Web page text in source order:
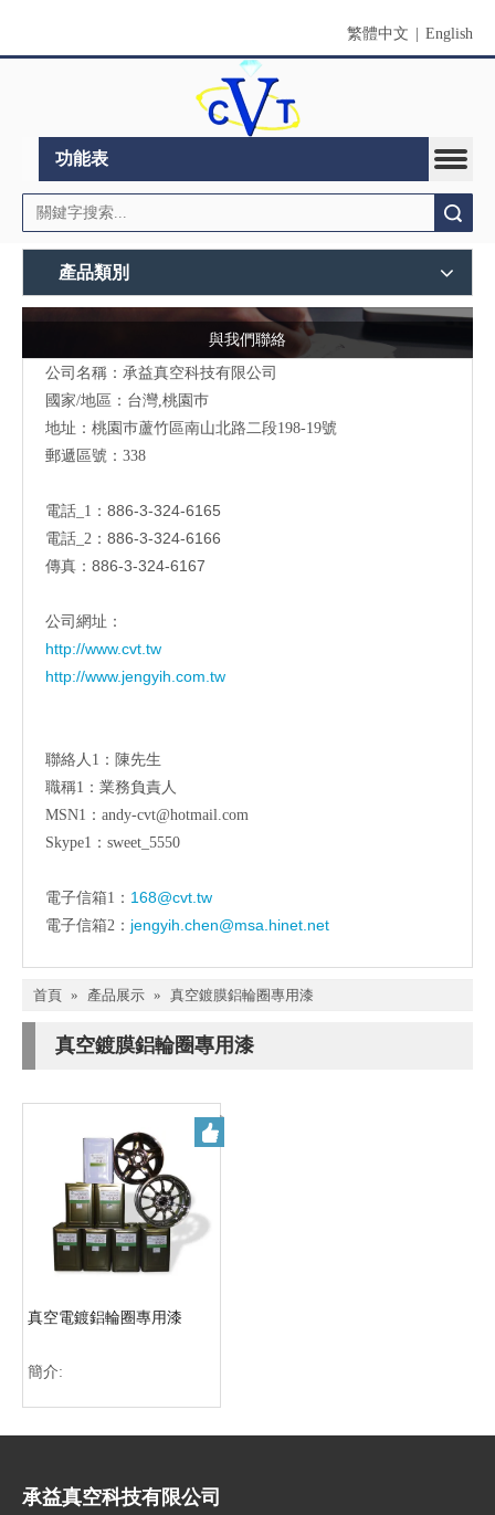
繁體中文 English
功能表
產品類別
與我們聯絡
公司名稱：承益真空科技有限公司
國家/地區：台灣,桃園巿
地址：桃園巿蘆竹區南山北路二段198-19號
郵遞區號：338
電話_1： 886-3-324-6165
電話_2： 886-3-324-6166
傳真： 886-3-324-6167
公司網址：
http://www.cvt.tw
http://www.jengyih.com.tw
聯絡人1：陳先生
職稱1：業務負責人
MSN1：andy-cvt@hotmail.com
Skype1：sweet_5550
電子信箱1： 168@cvt.tw
電子信箱2： jengyih.chen@msa.hinet.net
首頁 » 產品展示 » 真空鍍膜鋁輪圈專用漆
真空鍍膜鋁輪圈專用漆
真空電鍍鋁輪圈專用漆
簡介:
承益真空科技有限公司